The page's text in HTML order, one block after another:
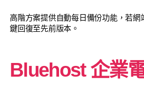
高階方案提供自動每日備份功能，若網
鍵回復至先前版本。
Bluehost 企業